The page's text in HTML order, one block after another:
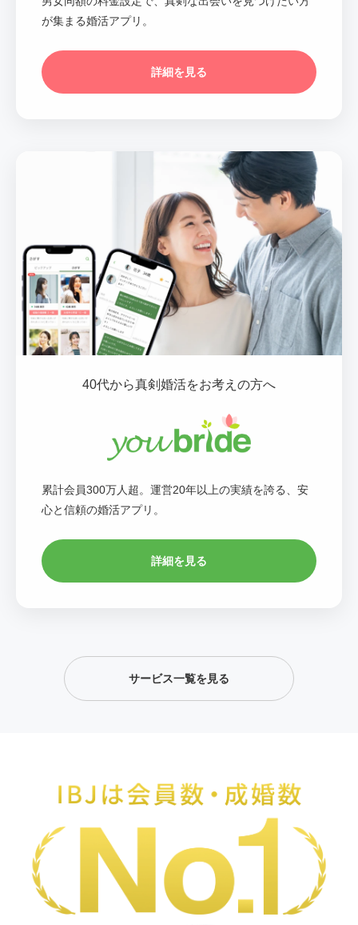
が集まる婚活アプリ。
詳細を見る
40代から真剣婚活をお考えの方へ
累計会員300万人超。運営20年以上の実績を誇る、安
心と信頼の婚活アプリ。
詳細を見る
サービス一覧を見る